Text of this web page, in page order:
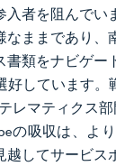
入者を阻んでい
なままであり、
書類をナビゲー
好しています。
レマティクス
の吸収は、よ
越してサービス